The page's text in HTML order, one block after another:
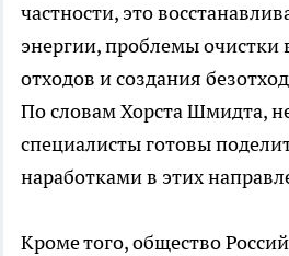
частности, это
энергии, проблемы очистки
отходов и создания
По словам Хорста Шмидта,
специалисты готовы
наработками в этих
Кроме того, общество